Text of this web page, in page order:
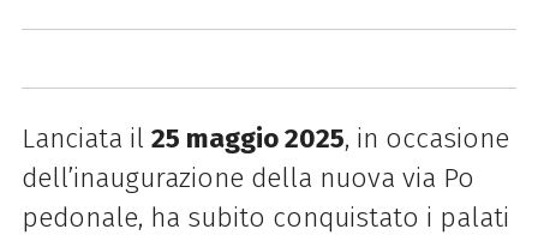
Lanciata il 25 maggio 2025, in occasione
dell’inaugurazione della nuova via Po
pedonale, ha subito conquistato i palati